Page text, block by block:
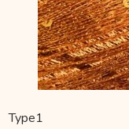
Type1